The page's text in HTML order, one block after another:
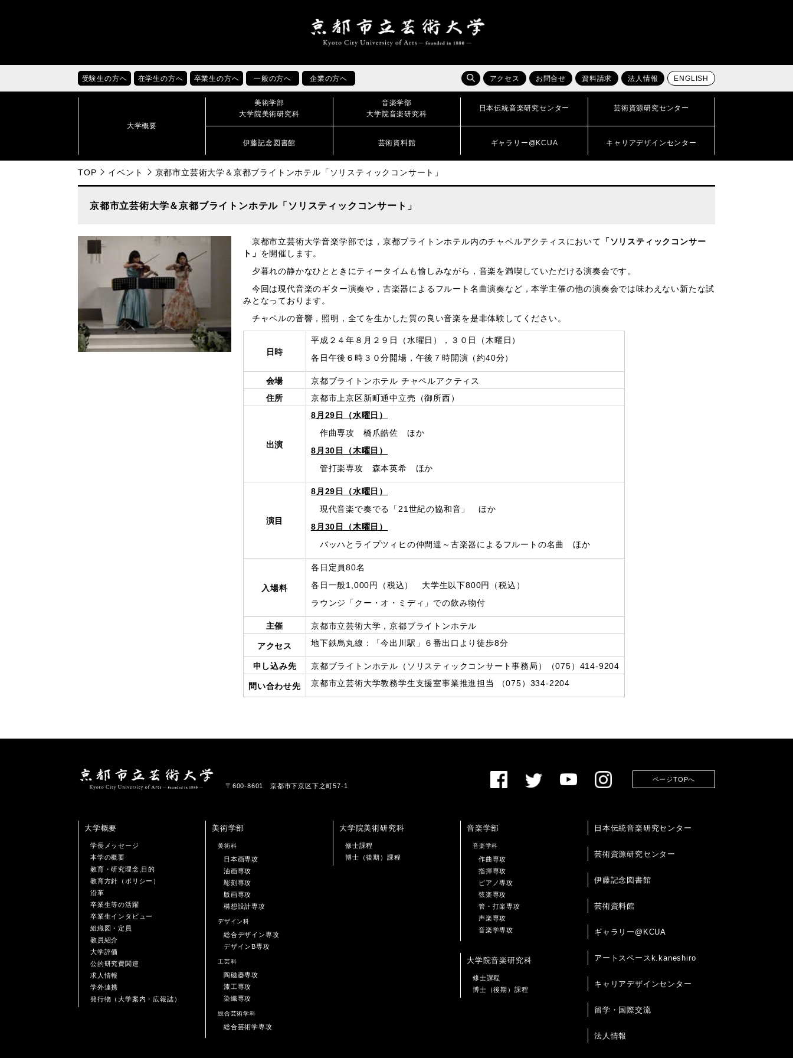
受験生の方へ 在学生の方へ 卒業生の方へ 一般の方へ 企業の方へ アクセス お問合せ 資料請求 法人情報 ENGLISH
大学概要
美術学部
大学院美術研究科
音楽学部
大学院音楽研究科
日本伝統音楽研究センター 芸術資源研究センター
伊藤記念図書館 芸術資料館 ギャラリー@KCUA キャリアデザインセンター
TOP イベント 京都市立芸術大学＆京都ブライトンホテル「ソリスティックコンサート」
京都市立芸術大学＆京都ブライトンホテル「ソリスティックコンサート」
京都市立芸術大学音楽学部では，京都ブライトンホテル内のチャペルアクティスにおいて
「ソリスティックコンサー
ト」 を開催します。
夕暮れの静かなひとときにティータイムも愉しみながら，音楽を満喫していただける演奏会です。
今回は現代音楽のギター演奏や，古楽器によるフルート名曲演奏など，本学主催の他の演奏会では味わえない新たな試
みとなっております。
チャペルの音響，照明，全てを生かした質の良い音楽を是非体験してください。
日時
平成２４年８月２９日（水曜日），３０日（木曜日）
各日午後６時３０分開場，午後７時開演（約40分）
会場
京都ブライトンホテル チャペルアクティス
住所
京都市上京区新町通中立売（御所西）
出演
8月29日（水曜日）
作曲専攻 橋爪皓佐 ほか
8月30日（木曜日）
管打楽専攻 森本英希 ほか
演目
8月29日（水曜日）
現代音楽で奏でる「21世紀の協和音」 ほか
8月30日（木曜日）
バッハとライプツィヒの仲間達～古楽器によるフルートの名曲 ほか
入場料
各日定員80名
各日一般1,000円（税込） 大学生以下800円（税込）
ラウンジ「クー・オ・ミディ」での飲み物付
主催 京都市立芸術大学，京都ブライトンホテル
アクセス 地下鉄烏丸線：「今出川駅」６番出口より徒歩8分
申し込み先 京都ブライトンホテル（ソリスティックコンサート事務局）（075）414‐9204
問い合わせ先 京都市立芸術大学教務学生支援室事業推進担当 （075）334-2204
〒600-8601 京都市下京区下之町57-1
ページTOPへ
大学概要
学長メッセージ
本学の概要
教育・研究理念,目的
教育方針（ポリシー）
沿革
卒業生等の活躍
卒業生インタビュー
組織図・定員
教員紹介
大学評価
公的研究費関連
求人情報
学外連携
発行物（大学案内・広報誌）
美術学部
美術科
日本画専攻
油画専攻
彫刻専攻
版画専攻
構想設計専攻
デザイン科
総合デザイン専攻
デザインB専攻
工芸科
陶磁器専攻
漆工専攻
染織専攻
総合芸術学科
総合芸術学専攻
大学院美術研究科
修士課程
博士（後期）課程
音楽学部
音楽学科
作曲専攻
指揮専攻
ピアノ専攻
弦楽専攻
管・打楽専攻
声楽専攻
音楽学専攻
大学院音楽研究科
修士課程
博士（後期）課程
日本伝統音楽研究センター
芸術資源研究センター
伊藤記念図書館
芸術資料館
ギャラリー@KCUA
アートスペースk.kaneshiro
キャリアデザインセンター
留学・国際交流
法人情報